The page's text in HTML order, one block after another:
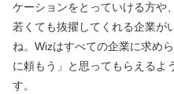
ケーションをとっていける方や
若くても抜擢してくれる企業が
ね。Wizはすべての企業に求め
に頼もう」と思ってもらえるよ
す。